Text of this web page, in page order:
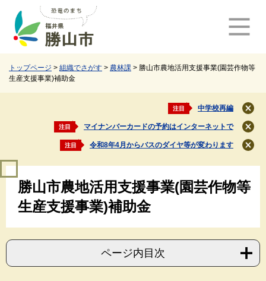
トップページ > 組織でさがす > 農林課 > 勝山市農地活用支援事業(園芸作物等
生産支援事業)補助金
注目 中学校再編
閉
じ
る
注目 マイナンバーカードの予約はインターネットで
閉
じ
る
注目 令和8年4月からバスのダイヤ等が変わります
閉
勝山市農地活用支援事業(園芸作物等
生産支援事業)補助金
ページ内目次